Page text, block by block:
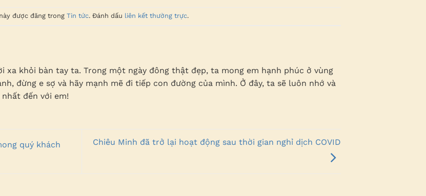
được đăng trong Tin tức. Đánh dấu liên kết thường trực.
xa khỏi bàn tay ta. Trong một ngày đông thật đẹp, ta mong em hạnh phúc ở vùng
đừng e sợ và hãy mạnh mẽ đi tiếp con đường của mình. Ở đây, ta sẽ luôn nhớ và
đến với em!
quý khách
Chiêu Minh đã trở lại hoạt động sau thời gian nghỉ dịch COVID